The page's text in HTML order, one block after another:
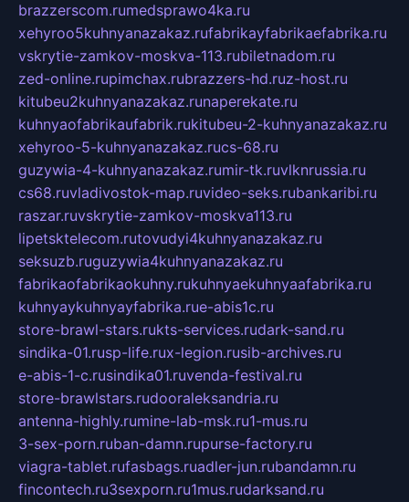
brazzerscom.rumedsprawo4ka.ru
xehyroo5kuhnyanazakaz.rufabrikayfabrikaefabrika.ru
vskrytie-zamkov-moskva-113.rubiletnadom.ru
zed-online.rupimchax.rubrazzers-hd.ruz-host.ru
kitubeu2kuhnyanazakaz.runaperekate.ru
kuhnyaofabrikaufabrik.rukitubeu-2-kuhnyanazakaz.ru
xehyroo-5-kuhnyanazakaz.rucs-68.ru
guzywia-4-kuhnyanazakaz.rumir-tk.ruvlknrussia.ru
cs68.ruvladivostok-map.ruvideo-seks.rubankaribi.ru
raszar.ruvskrytie-zamkov-moskva113.ru
lipetsktelecom.rutovudyi4kuhnyanazakaz.ru
seksuzb.ruguzywia4kuhnyanazakaz.ru
fabrikaofabrikaokuhny.rukuhnyaekuhnyaafabrika.ru
kuhnyaykuhnyayfabrika.rue-abis1c.ru
store-brawl-stars.rukts-services.rudark-sand.ru
sindika-01.rusp-life.rux-legion.rusib-archives.ru
e-abis-1-c.rusindika01.ruvenda-festival.ru
store-brawlstars.rudooraleksandria.ru
antenna-highly.rumine-lab-msk.ru1-mus.ru
3-sex-porn.ruban-damn.rupurse-factory.ru
viagra-tablet.rufasbags.ruadler-jun.rubandamn.ru
fincontech.ru3sexporn.ru1mus.rudarksand.ru